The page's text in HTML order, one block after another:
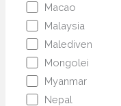
Macao
Malaysia
Malediven
Mongolei
Myanmar
Nepal